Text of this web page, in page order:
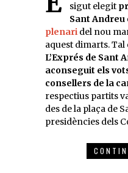
sigut elegit
Sant Andreu
plenari del nou
aquest dimarts.
L’Exprés de Sant
aconseguit els
consellers de la
respectius partits
des de la plaça de
presidències dels